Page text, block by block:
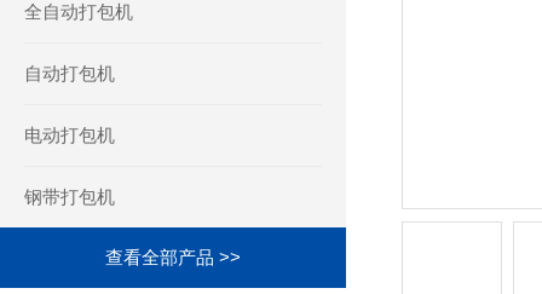
全自动打包机
自动打包机
电动打包机
钢带打包机
查看全部产品 >>